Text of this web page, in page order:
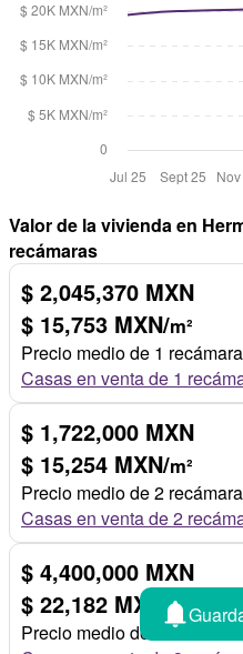
Valor de la vivienda en
recámaras
$ 2,045,370 MXN
$ 15,753 MXN/m²
Precio medio de 1 recámara
Casas en venta de 1
$ 1,722,000 MXN
$ 15,254 MXN/m²
Precio medio de 2
Casas en venta de 2
$ 4,400,000 MXN
$ 22,182 MXN/m²
Precio medio de 3 recámaras